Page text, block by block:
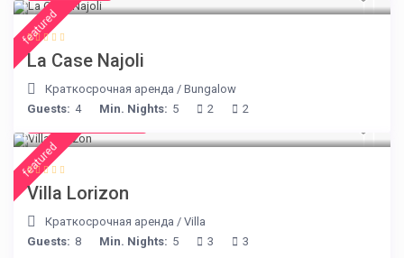
featured
La Case Najoli
Краткосрочная аренда /Bungalow
Guests: 4 Min. Nights: 5 2 2
featured
Villa Lorizon
Краткосрочная аренда /Villa
Guests: 8 Min. Nights: 5 3 3